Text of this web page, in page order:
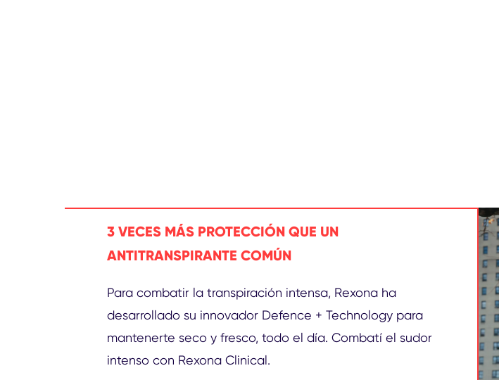
3 VECES MÁS PROTECCIÓN QUE UN
ANTITRANSPIRANTE COMÚN
Para combatir la transpiración intensa, Rexona ha
desarrollado su innovador Defence + Technology para
mantenerte seco y fresco, todo el día. Combatí el sudor
intenso con Rexona Clinical.